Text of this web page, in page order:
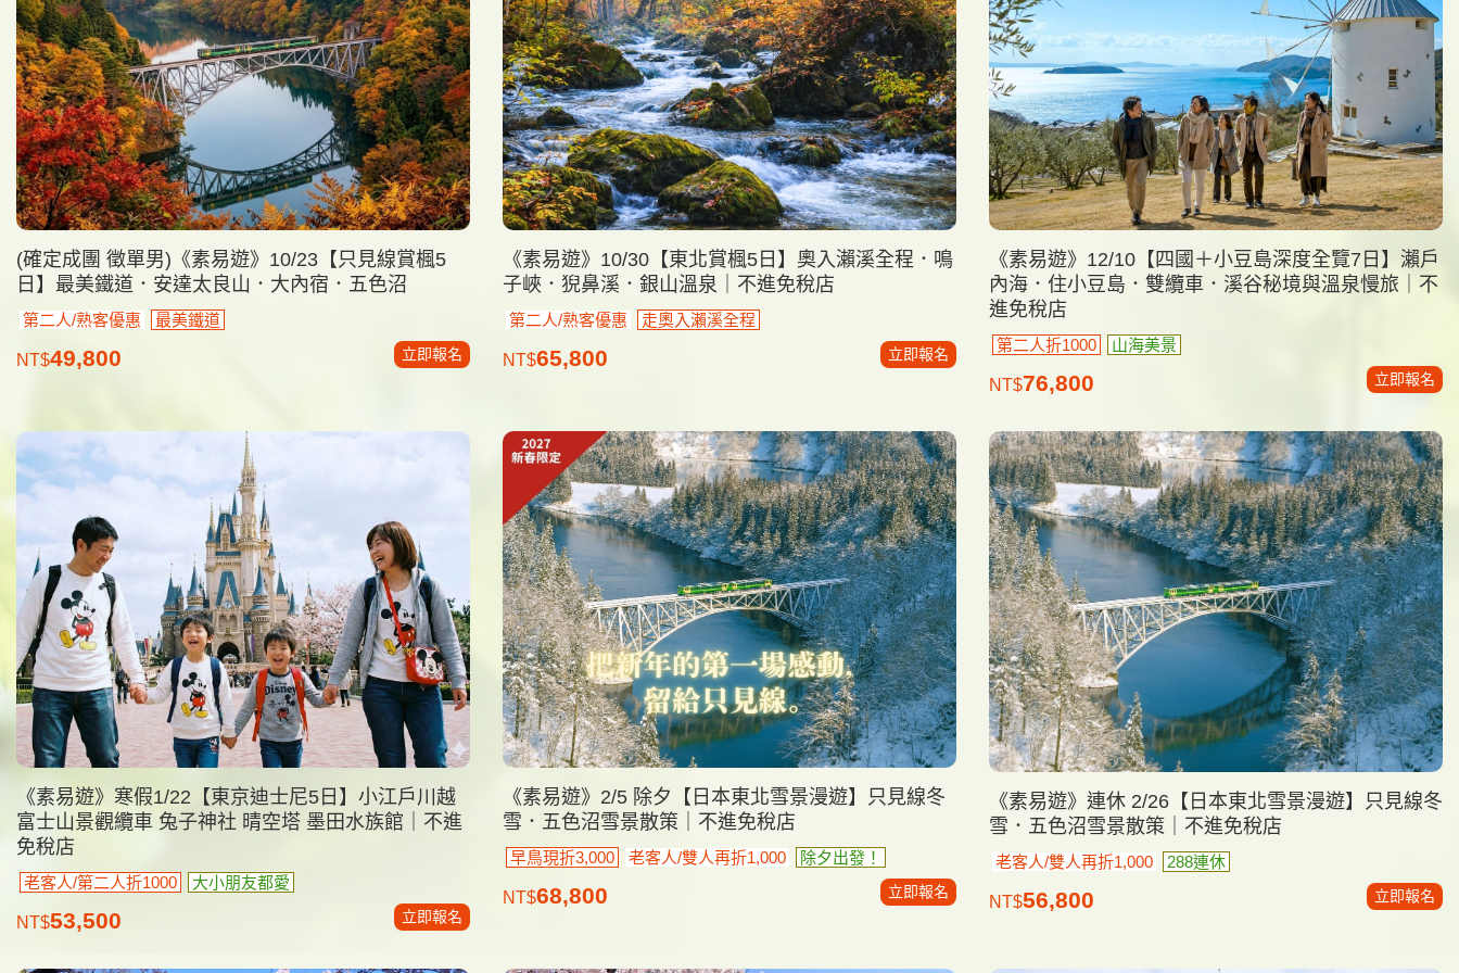
(確定成團 徵單男)《素易遊》10/23【只見線賞楓5
日】最美鐵道．安達太良山．大內宿．五色沼
第二人/熟客優惠 最美鐵道
NT$49,800 立即報名
《素易遊》10/30【東北賞楓5日】奧入瀨溪全程．鳴
子峽．猊鼻溪．銀山溫泉｜不進免稅店
第二人/熟客優惠 走奧入瀨溪全程
NT$65,800 立即報名
《素易遊》12/10【四國＋小豆島深度全覽7日】瀨戶
內海．住小豆島．雙纜車．溪谷秘境與溫泉慢旅｜不
進免稅店
第二人折1000 山海美景
NT$76,800 立即報名
《素易遊》寒假1/22【東京迪士尼5日】小江戶川越
富士山景觀纜車 兔子神社 晴空塔 墨田水族館｜不進
免稅店
老客人/第二人折1000 大小朋友都愛
NT$53,500 立即報名
《素易遊》2/5 除夕【日本東北雪景漫遊】只見線冬
雪．五色沼雪景散策｜不進免稅店
早鳥現折3,000 老客人/雙人再折1,000 除夕出發！
NT$68,800 立即報名
《素易遊》連休 2/26【日本東北雪景漫遊】只見線冬
雪．五色沼雪景散策｜不進免稅店
老客人/雙人再折1,000 288連休
NT$56,800 立即報名